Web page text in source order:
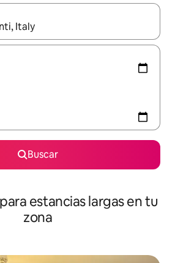
estén disponibles, podrás navegar
Buscar
estancias largas en tu
zona